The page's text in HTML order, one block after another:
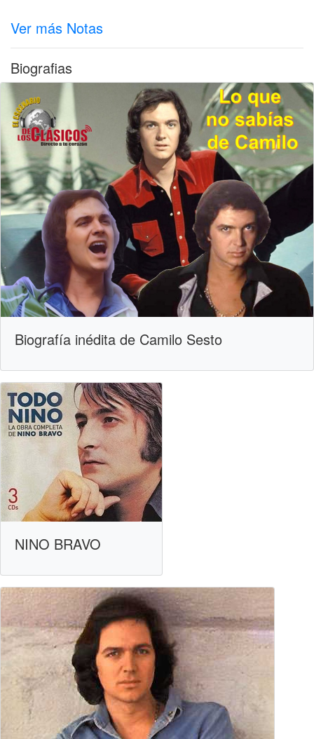
Ver más Notas
Biografias
Biografía inédita de Camilo Sesto
NINO BRAVO